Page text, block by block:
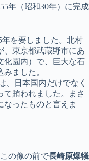
年（昭和30年）に完成
を要しました。北村
、東京都武蔵野市にあ
化園内）で、巨大な石
ました。
、日本国内だけでなく
賄われました。まさ
ったものと言えま
の像の前で長崎原爆犠